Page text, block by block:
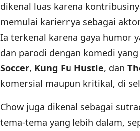
dikenal luas karena
memulai kariernya sebagai
Ia terkenal karena gaya humor
dan parodi dengan komedi
Soccer, Kung Fu Hustle, dan
komersial maupun kritikal, di
Chow juga dikenal sebagai
tema-tema yang lebih dalam,